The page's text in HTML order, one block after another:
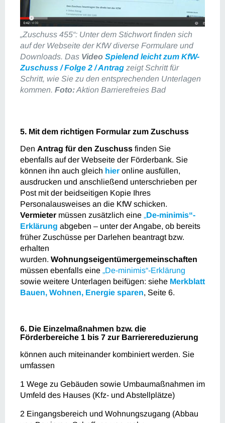
„Zuschuss 455“: Unter dem Stichwort finden sich
auf der Webseite der KfW diverse Formulare und
Downloads. Das Video Spielend leicht zum KfW-
Zuschuss / Folge 2 / Antrag zeigt Schritt für
Schritt, wie Sie zu den entsprechenden Unterlagen
kommen. Foto:Aktion Barrierefreies Bad
5. Mit dem richtigen Formular zum Zuschuss
Den Antrag für den Zuschuss finden Sie
ebenfalls auf der Webseite der Förderbank. Sie
können ihn auch gleich hier online ausfüllen,
ausdrucken und anschließend unterschrieben per
Post mit der beidseitigen Kopie Ihres
Personalausweises an die KfW schicken.
Vermieter müssen zusätzlich eine „De-minimis“-
Erklärung abgeben – unter der Angabe, ob bereits
früher Zuschüsse per Darlehen beantragt bzw.
erhalten
wurden. Wohnungseigentümergemeinschaften
müssen ebenfalls eine „De-minimis“-Erklärung
sowie weitere Unterlagen beifügen: siehe Merkblatt
Bauen, Wohnen, Energie sparen, Seite 6.
6. Die Einzelmaßnahmen bzw. die
Förderbereiche 1 bis 7 zur Barrierereduzierung
können auch miteinander kombiniert werden. Sie
umfassen
1 Wege zu Gebäuden sowie Umbaumaßnahmen im
Umfeld des Hauses (Kfz- und Abstellplätze)
2 Eingangsbereich und Wohnungszugang (Abbau